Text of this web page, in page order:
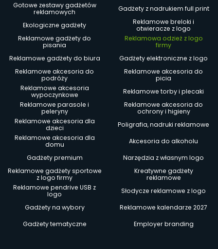
Gotowe zestawy gadżetów
reklamowych
Gadżety z nadrukiem full print
Ekologiczne gadżety
Reklamowe breloki i
otwieracze z logo
Reklamowe gadżety do
pisania
Reklamowa odzież z logo
firmy
Reklamowe gadżety do biura
Gadżety elektroniczne z logo
Reklamowe akcesoria do
podróży
Reklamowe akcesoria do
picia
Reklamowe akcesoria
wypoczynkowe
Reklamowe torby i plecaki
Reklamowe parasole i
peleryny
Reklamowe akcesoria do
ochrony i higieny
Reklamowe akcesoria dla
dzieci
Poligrafia, nadruki reklamowe
Reklamowe akcesoria dla
domu
Akcesoria do alkoholu
Gadżety premium
Narzędzia z własnym logo
Reklamowe gadżety sportowe
z logo firmy
Kreatywne gadżety
reklamowe
Reklamowe pendrive USB z
logo
Słodycze reklamowe z logo
Gadżety na wybory
Reklamowe kalendarze 2027
Gadżety tematyczne
Employer branding